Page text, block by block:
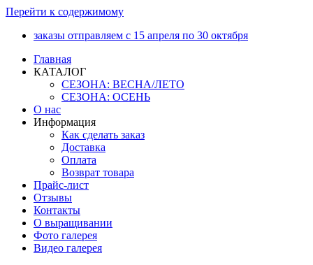
Перейти к содержимому
заказы отправляем с 15 апреля по 30 октября
Главная
КАТАЛОГ
СЕЗОНА: ВЕСНА/ЛЕТО
СЕЗОНА: ОСЕНЬ
О нас
Информация
Как сделать заказ
Доставка
Оплата
Возврат товара
Прайс-лист
Отзывы
Контакты
О выращивании
Фото галерея
Видео галерея